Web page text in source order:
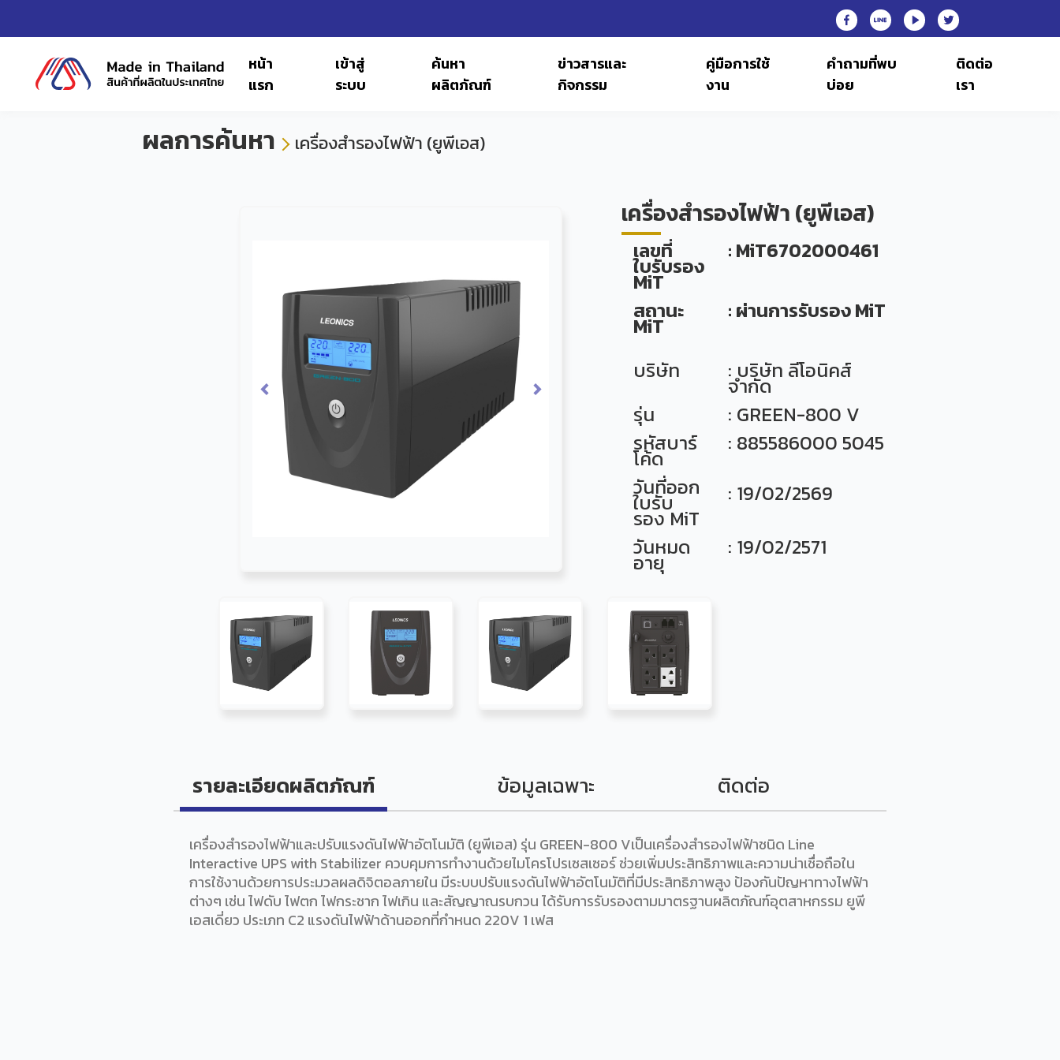
หน้า
แรก
เข้าสู่
ระบบ
ค้นหา
ผลิตภัณฑ์
ข่าวสารและ
กิจกรรม
คู่มือการใช้
งาน
คำถามที่พบ
บ่อย
ติดต่อ
เรา
ผลการค้นหา เครื่องสำรองไฟฟ้า (ยูพีเอส)
Previous Next
เครื่องสำรองไฟฟ้า (ยูพีเอส)
เลขที่
ใบรับรอง
MiT
: MiT6702000461
สถานะ
MiT
: ผ่านการรับรอง MiT
บริษัท : บริษัท ลีโอนิคส์
จำกัด
รุ่น
: GREEN-800 V
รหัสบาร์
โค้ด
: 885586000 5045
วันที่ออก
ใบรับ
รอง MiT
: 19/02/2569
วันหมด
อายุ
: 19/02/2571
รายละเอียดผลิตภัณฑ์ ข้อมูลเฉพาะ ติดต่อ
เครื่องสำรองไฟฟ้าและปรับแรงดันไฟฟ้าอัตโนมัติ (ยูพีเอส) รุ่น GREEN-800 Vเป็นเครื่องสำรองไฟฟ้าชนิด Line
Interactive UPS with Stabilizer ควบคุมการทำงานด้วยไมโครโปรเซสเซอร์ ช่วยเพิ่มประสิทธิภาพและความน่าเชื่อถือใน
การใช้งานด้วยการประมวลผลดิจิตอลภายใน มีระบบปรับแรงดันไฟฟ้าอัตโนมัติที่มีประสิทธิภาพสูง ป้องกันปัญหาทางไฟฟ้า
ต่างๆ เช่น ไฟดับ ไฟตก ไฟกระชาก ไฟเกิน และสัญญาณรบกวน ได้รับการรับรองตามมาตรฐานผลิตภัณฑ์อุตสาหกรรม ยูพี
เอสเดี่ยว ประเภท C2 แรงดันไฟฟ้าด้านออกที่กำหนด 220V 1 เฟส